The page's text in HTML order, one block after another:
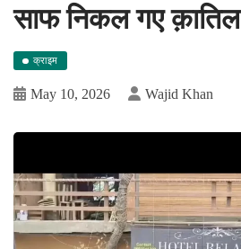
साफ निकल गए क़ातिल
क्राइम
May 10, 2026 Wajid Khan